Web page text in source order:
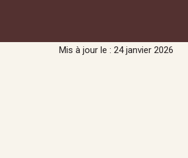
Mis à jour le : 24 janvier 2026